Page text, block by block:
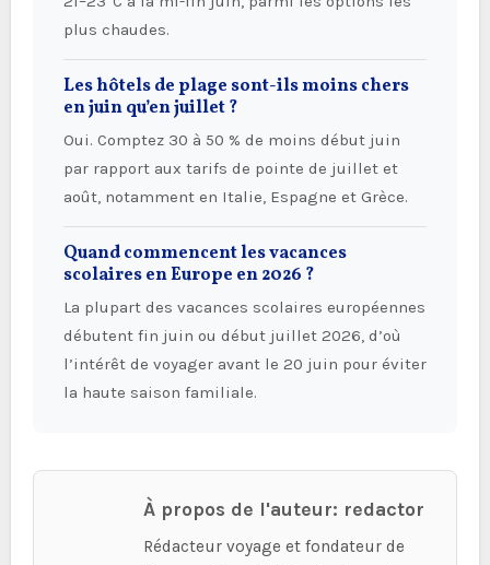
plus chaudes.
Les hôtels de plage sont-ils moins chers
en juin qu’en juillet ?
Oui. Comptez 30 à 50 % de moins début juin
par rapport aux tarifs de pointe de juillet et
août, notamment en Italie, Espagne et Grèce.
Quand commencent les vacances
scolaires en Europe en 2026 ?
La plupart des vacances scolaires européennes
débutent fin juin ou début juillet 2026, d’où
l’intérêt de voyager avant le 20 juin pour éviter
la haute saison familiale.
À propos de l'auteur: redactor
Rédacteur voyage et fondateur de